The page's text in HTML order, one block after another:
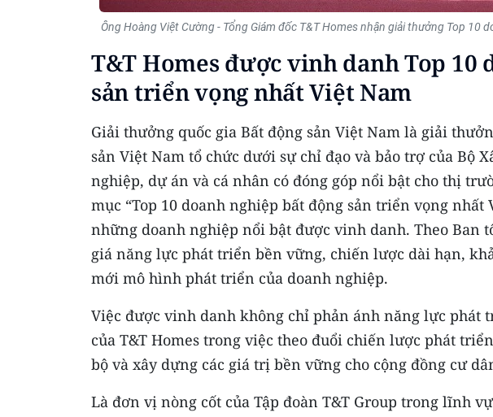
Ông Hoàng Việt Cường - Tổng Giám đốc T&T Homes nhận giải thưởng Top 10
T&T Homes được vinh danh Top 10
sản triển vọng nhất Việt Nam
Giải thưởng quốc gia Bất động sản Việt Nam là giải
sản Việt Nam tổ chức dưới sự chỉ đạo và bảo trợ của Bộ
nghiệp, dự án và cá nhân có đóng góp nổi bật cho thị
mục “Top 10 doanh nghiệp bất động sản triển vọng nhất
những doanh nghiệp nổi bật được vinh danh. Theo Ban
giá năng lực phát triển bền vững, chiến lược dài hạn,
mới mô hình phát triển của doanh nghiệp.
Việc được vinh danh không chỉ phản ánh năng lực phát
của T&T Homes trong việc theo đuổi chiến lược phát
bộ và xây dựng các giá trị bền vững cho cộng đồng cư
Là đơn vị nòng cốt của Tập đoàn T&T Group trong lĩnh